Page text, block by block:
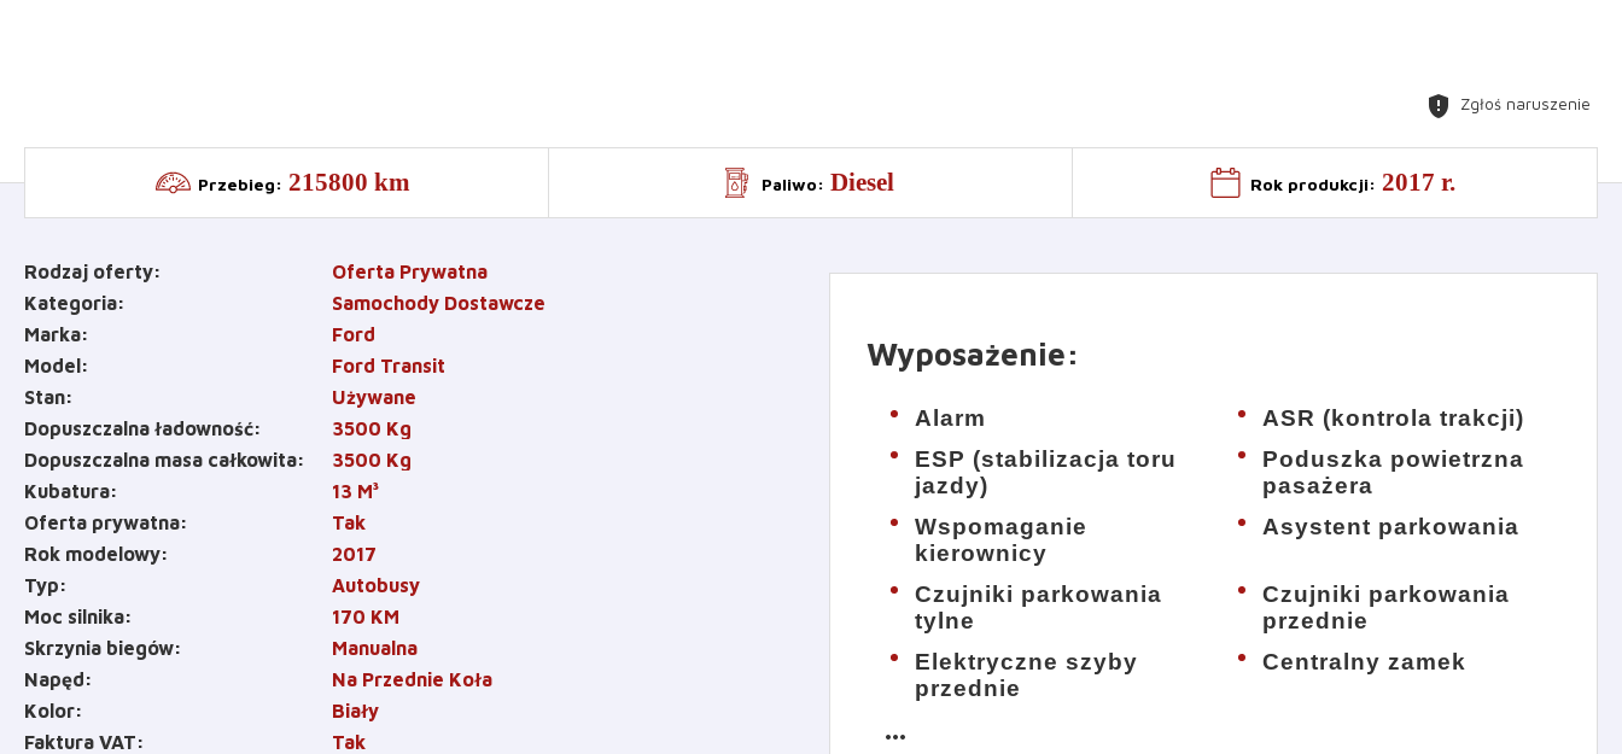
gpp_maybe Zgłoś naruszenie
Przebieg: 215800 km Paliwo: Diesel Rok produkcji: 2017 r.
Rodzaj oferty
Oferta Prywatna
Kategoria
Samochody Dostawcze
Marka
Ford
Model
Ford Transit
Stan
Używane
Dopuszczalna ładowność
3500 Kg
Dopuszczalna masa całkowita
3500 Kg
Kubatura
13 M³
Oferta prywatna
Tak
Rok modelowy
2017
Typ
Autobusy
Moc silnika
170 KM
Skrzynia biegów
Manualna
Napęd
Na Przednie Koła
Kolor
Biały
Faktura VAT
Tak
Wyposażenie:
Alarm
ASR (kontrola trakcji)
ESP (stabilizacja toru
jazdy)
Poduszka powietrzna
pasażera
Wspomaganie
kierownicy
Asystent parkowania
Czujniki parkowania
tylne
Czujniki parkowania
przednie
Elektryczne szyby
przednie
Centralny zamek
more_horiz